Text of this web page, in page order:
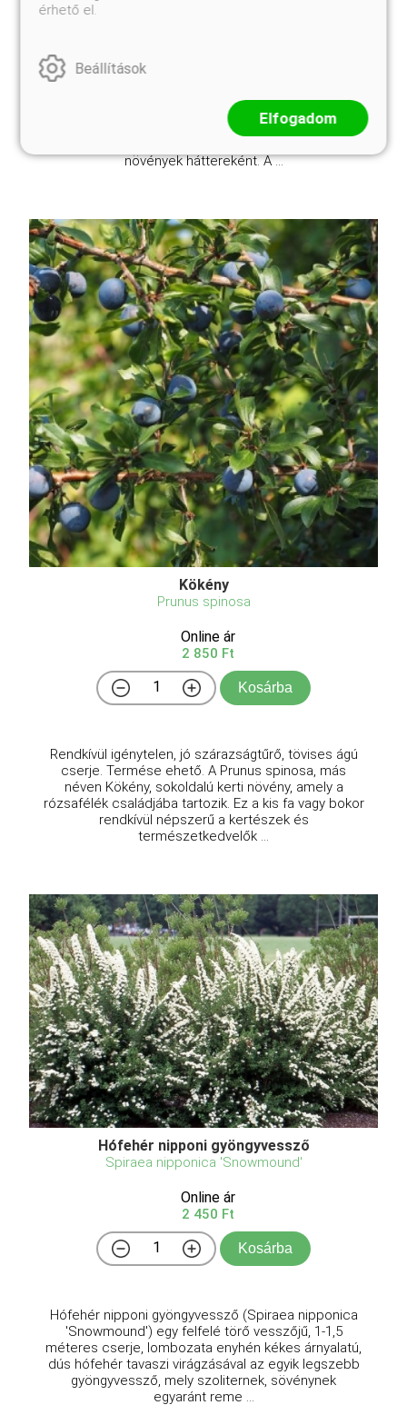
A Bordólevelű japán lonc látványos örökzöld cserje,
élénk bordó levelek. A levelek színe a növény
különleges vonzerejét fokozza, és a kert
növények háttereként. A ...
Kökény
Prunus spinosa
Online ár
2 850 Ft
Kosárba
Rendkívül igénytelen, jó szárazságtűrő, tövises ágú
cserje. Termése ehető. A Prunus spinosa, más
néven Kökény, sokoldalú kerti növény, amely a
rózsafélék családjába tartozik. Ez a kis fa vagy bokor
rendkívül népszerű a kertészek és
természetkedvelők ...
Hófehér nipponi gyöngyvessző
Spiraea nipponica 'Snowmound'
Online ár
2 450 Ft
Kosárba
Hófehér nipponi gyöngyvessző (Spiraea nipponica
'Snowmound') egy felfelé törő vesszőjű, 1-1,5
méteres cserje, lombozata enyhén kékes árnyalatú,
dús hófehér tavaszi virágzásával az egyik legszebb
gyöngyvessző, mely szoliternek, sövénynek
egyaránt reme ...
érhető el.
Beállítások
Elfogadom